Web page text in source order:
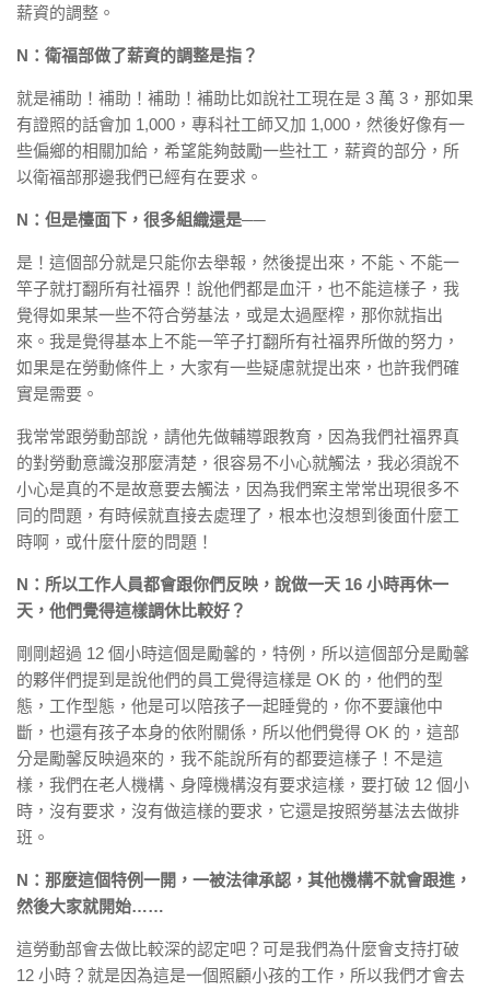
薪資的調整。
N：衛福部做了薪資的調整是指？
就是補助！補助！補助！補助比如說社工現在是 3 萬 3，那如果
有證照的話會加 1,000，專科社工師又加 1,000，然後好像有一
些偏鄉的相關加給，希望能夠鼓勵一些社工，薪資的部分，所
以衛福部那邊我們已經有在要求。
N：但是檯面下，很多組織還是──
是！這個部分就是只能你去舉報，然後提出來，不能、不能一
竿子就打翻所有社福界！說他們都是血汗，也不能這樣子，我
覺得如果某一些不符合勞基法，或是太過壓榨，那你就指出
來。我是覺得基本上不能一竿子打翻所有社福界所做的努力，
如果是在勞動條件上，大家有一些疑慮就提出來，也許我們確
實是需要。
我常常跟勞動部說，請他先做輔導跟教育，因為我們社福界真
的對勞動意識沒那麼清楚，很容易不小心就觸法，我必須說不
小心是真的不是故意要去觸法，因為我們案主常常出現很多不
同的問題，有時候就直接去處理了，根本也沒想到後面什麼工
時啊，或什麼什麼的問題！
N：所以工作人員都會跟你們反映，說做一天 16 小時再休一
天，他們覺得這樣調休比較好？
剛剛超過 12 個小時這個是勵馨的，特例，所以這個部分是勵馨
的夥伴們提到是說他們的員工覺得這樣是 OK 的，他們的型
態，工作型態，他是可以陪孩子一起睡覺的，你不要讓他中
斷，也還有孩子本身的依附關係，所以他們覺得 OK 的，這部
分是勵馨反映過來的，我不能說所有的都要這樣子！不是這
樣，我們在老人機構、身障機構沒有要求這樣，要打破 12 個小
時，沒有要求，沒有做這樣的要求，它還是按照勞基法去做排
班。
N：那麼這個特例一開，一被法律承認，其他機構不就會跟進，
然後大家就開始……
這勞動部會去做比較深的認定吧？可是我們為什麼會支持打破
12 小時？就是因為這是一個照顧小孩的工作，所以我們才會去